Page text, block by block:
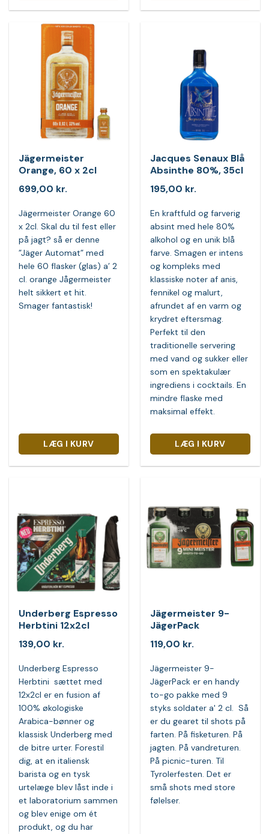
Jägermeister
Orange, 60 x 2cl
699,00 kr.
Jägermeister Orange 60
x 2cl. Skal du til fest eller
på jagt? så er denne
”Jäger Automat” med
hele 60 flasker (glas) a’ 2
cl. orange Jågermeister
helt sikkert et hit.
Smager fantastisk!
LÆG I KURV
Jacques Senaux Blå
Absinthe 80%, 35cl
195,00 kr.
En kraftfuld og farverig
absint med hele 80%
alkohol og en unik blå
farve. Smagen er intens
og kompleks med
klassiske noter af anis,
fennikel og malurt,
afrundet af en varm og
krydret eftersmag.
Perfekt til den
traditionelle servering
med vand og sukker eller
som en spektakulær
ingrediens i cocktails. En
mindre flaske med
maksimal effekt.
LÆG I KURV
Underberg Espresso
Herbtini 12x2cl
139,00 kr.
Underberg Espresso
Herbtini sættet med
12x2cl er en fusion af
100% økologiske
Arabica-bønner og
klassisk Underberg med
de bitre urter. Forestil
dig, at en italiensk
barista og en tysk
urtelæge blev låst inde i
et laboratorium sammen
og blev enige om ét
produkt, og du har
Jägermeister 9-
JägerPack
119,00 kr.
Jägermeister 9-
JägerPack er en handy
to-go pakke med 9
styks soldater a' 2 cl. Så
er du gearet til shots på
farten. På fisketuren. På
jagten. På vandreturen.
På picnic-turen. Til
Tyrolerfesten. Det er
små shots med store
følelser.